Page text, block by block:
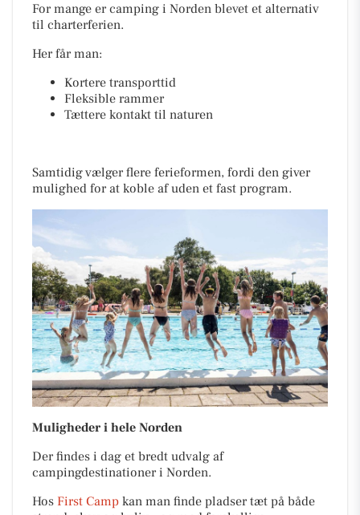
For mange er camping i Norden blevet et alternativ
til charterferien.
Her får man:
Kortere transporttid
Fleksible rammer
Tættere kontakt til naturen
Samtidig vælger flere ferieformen, fordi den giver
mulighed for at koble af uden et fast program.
Muligheder i hele Norden
Der findes i dag et bredt udvalg af
campingdestinationer i Norden.
Hos First Camp kan man finde pladser tæt på både